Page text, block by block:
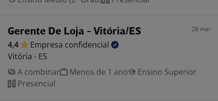
Gerente De Loja - Vitória/ES 28 mai
4,4 Empresa confidencial
Vitória - ES
A combinar
Menos de 1 ano
Ensino Superior
Presencial